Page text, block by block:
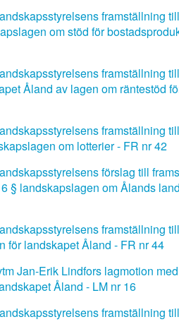
framställning
om stöd för
framställning
Åland av lagen om räntestöd
framställning
om lotterier - FR nr 42
förslag till
§ landskapslagen om Ålands
framställning
för landskapet Åland - FR nr 44
Jan-Erik Lindfors lagmotion
Åland - LM nr 16
framställning